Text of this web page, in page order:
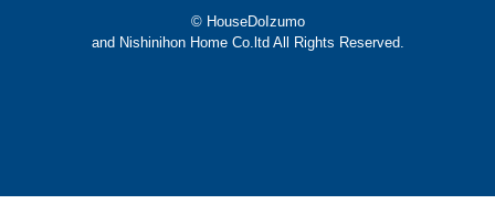
© HouseDoIzumo
and Nishinihon Home Co.ltd All Rights Reserved.